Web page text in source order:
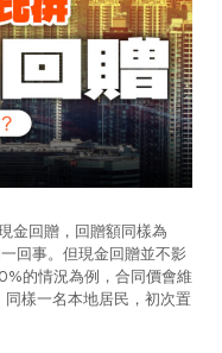
金回贈，回贈額同樣為
回事。但現金回贈並不影
的情況為例，合同價會維
樣一名本地居民，初次置